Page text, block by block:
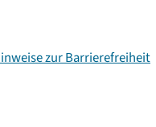
zur Barrierefreiheit